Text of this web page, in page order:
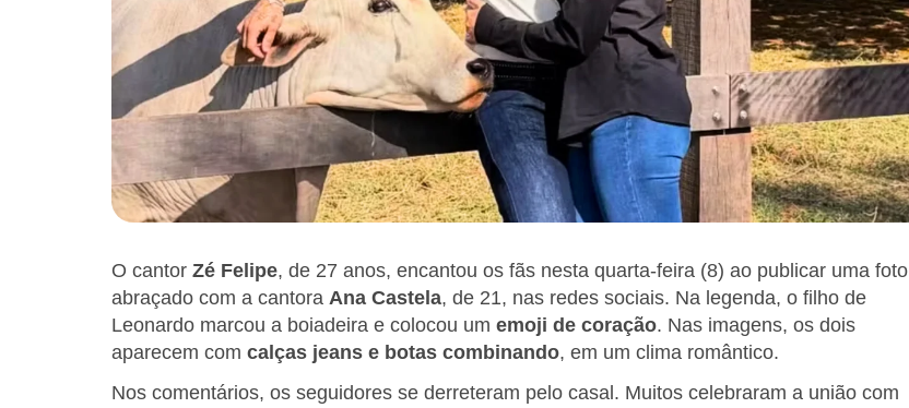
O cantor Zé Felipe, de 27 anos, encantou os fãs nesta quarta-feira (8) ao publicar uma foto
abraçado com a cantora Ana Castela, de 21, nas redes sociais. Na legenda, o filho de
Leonardo marcou a boiadeira e colocou um emoji de coração. Nas imagens, os dois
aparecem com calças jeans e botas combinando, em um clima romântico.
Nos comentários, os seguidores se derreteram pelo casal. Muitos celebraram a união com